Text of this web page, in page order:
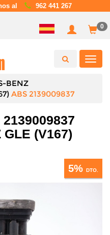
al 962 441 267
0
BENZ
ABS 2139009837
GLE (V167)
5% DTO.